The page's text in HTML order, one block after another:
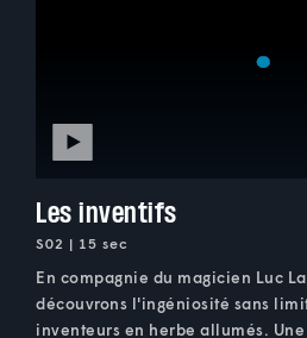
Les inventifs
S02 | 15 sec
En compagnie du magicien Luc
découvrons l'ingéniosité sans
inventeurs en herbe allumés.